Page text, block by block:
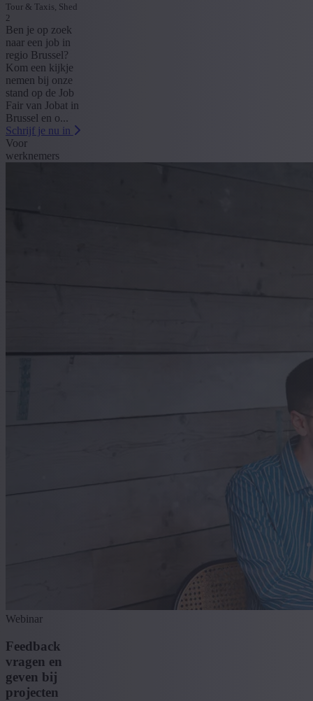
Tour & Taxis, Shed
2
Ben je op zoek
naar een job in
regio Brussel?
Kom een kijkje
nemen bij onze
stand op de Job
Fair van Jobat in
Brussel en o...
Schrijf je nu in
Voor
werknemers
Webinar
Feedback
vragen en
geven bij
projecten